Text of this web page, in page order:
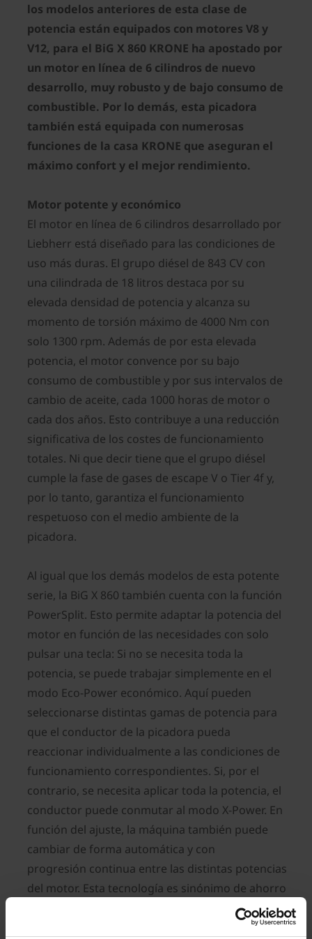
los modelos anteriores de esta clase de
potencia están equipados con motores V8 y
V12, para el BiG X 860 KRONE ha apostado por
un motor en línea de 6 cilindros de nuevo
desarrollo, muy robusto y de bajo consumo de
combustible. Por lo demás, esta picadora
también está equipada con numerosas
funciones de la casa KRONE que aseguran el
máximo confort y el mejor rendimiento.
Motor potente y económico
El motor en línea de 6 cilindros desarrollado por
Liebherr está diseñado para las condiciones de
uso más duras. El grupo diésel de 843 CV con
una cilindrada de 18 litros destaca por su
elevada densidad de potencia y alcanza su
momento de torsión máximo de 4000 Nm con
solo 1300 rpm. Además de por esta elevada
potencia, el motor convence por su bajo
consumo de combustible y por sus intervalos de
cambio de aceite, cada 1000 horas de motor o
cada dos años. Esto contribuye a una reducción
significativa de los costes de funcionamiento
totales. Ni que decir tiene que el grupo diésel
cumple la fase de gases de escape V o Tier 4f y,
por lo tanto, garantiza el funcionamiento
respetuoso con el medio ambiente de la
picadora.
Al igual que los demás modelos de esta potente
serie, la BiG X 860 también cuenta con la función
PowerSplit. Esto permite adaptar la potencia del
motor en función de las necesidades con solo
pulsar una tecla: Si no se necesita toda la
potencia, se puede trabajar simplemente en el
modo Eco-Power económico. Aquí pueden
seleccionarse distintas gamas de potencia para
que el conductor de la picadora pueda
reaccionar individualmente a las condiciones de
funcionamiento correspondientes. Si, por el
contrario, se necesita aplicar toda la potencia, el
conductor puede conmutar al modo X-Power. En
función del ajuste, la máquina también puede
cambiar de forma automática y con
progresión continua entre las distintas potencias
del motor. Esta tecnología es sinónimo de ahorro